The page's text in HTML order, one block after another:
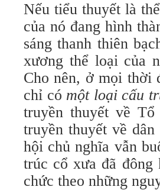
Nếu tiểu thuyết là
của nó đang hình
sáng thanh thiên
xương thể loại của
Cho nên, ở mọi thời
chỉ có một loại cấu
truyền thuyết về
truyền thuyết về
hội chủ nghĩa vẫn
trúc cổ xưa đã
chức theo những